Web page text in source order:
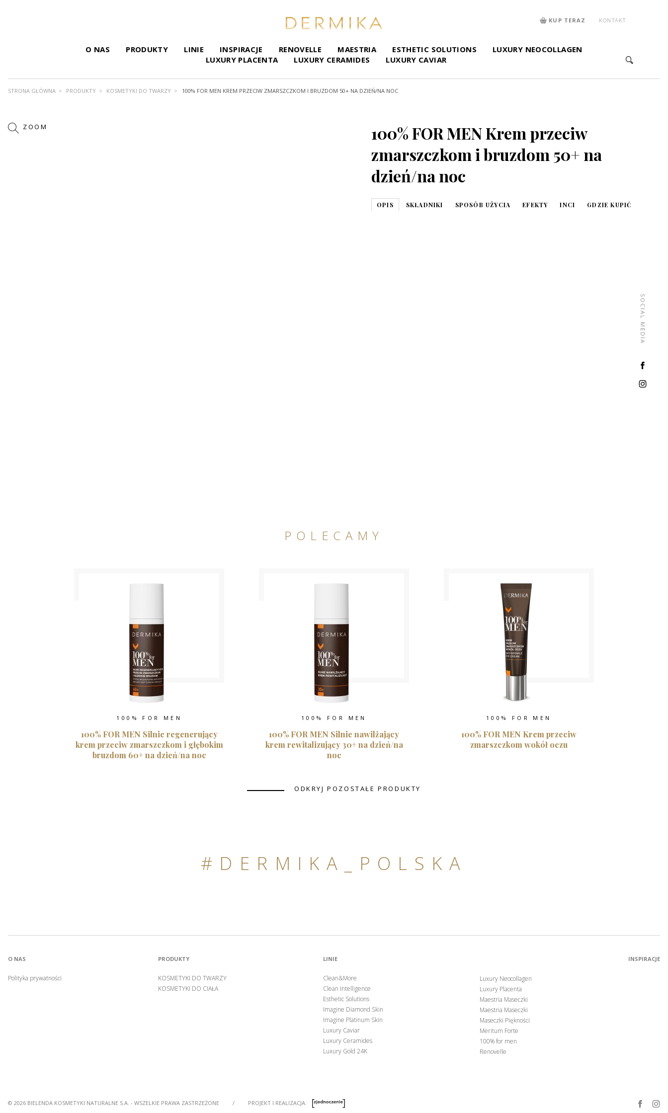
O NAS PRODUKTY LINIE INSPIRACJE RENOVELLE MAESTRIA ESTHETIC SOLUTIONS
LUXURY NEOCOLLAGEN
LUXURY PLACENTA
LUXURY CERAMIDES LUXURY CAVIAR
KUP TERAZ KONTAKT
STRONA GŁÓWNA PRODUKTY KOSMETYKI DO TWARZY 100% FOR MEN KREM PRZECIW ZMARSZCZKOM I BRUZDOM 50+ NA DZIEŃ/NA NOC
ZOOM
100% FOR MEN Krem przeciw
zmarszczkom i bruzdom 50+ na
dzień/na noc
OPIS SKŁADNIKI SPOSÓB UŻYCIA EFEKTY INCI GDZIE KUPIĆ
POLECAMY
100% FOR MEN
100% FOR MEN Silnie regenerujący
krem przeciw zmarszczkom i głębokim
bruzdom 60+ na dzień/na noc
100% FOR MEN
100% FOR MEN Silnie nawilżający
krem rewitalizujący 30+ na dzień/na
noc
100% FOR MEN
100% FOR MEN Krem przeciw
zmarszczkom wokół oczu
ODKRYJ POZOSTAŁE PRODUKTY
#DERMIKA_POLSKA
O NAS
Polityka prywatności
PRODUKTY
KOSMETYKI DO TWARZY
KOSMETYKI DO CIAŁA
LINIE
Clean&More
Clean Intelligence
Esthetic Solutions
Imagine Diamond Skin
Imagine Platinum Skin
Luxury Caviar
Luxury Ceramides
Luxury Gold 24K
Luxury Neocollagen
Luxury Placenta
Maestria Maseczki
Maestria Maseczki
Maseczki Piękności
Meritum Forte
100% for men
Renovelle
INSPIRACJE
© 2026 BIELENDA KOSMETYKI NATURALNE S.A. - WSZELKIE PRAWA ZASTRZEŻONE / PROJEKT I REALIZACJA: